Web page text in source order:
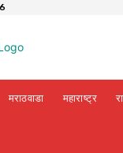
मराठवाडा महाराष्ट्र